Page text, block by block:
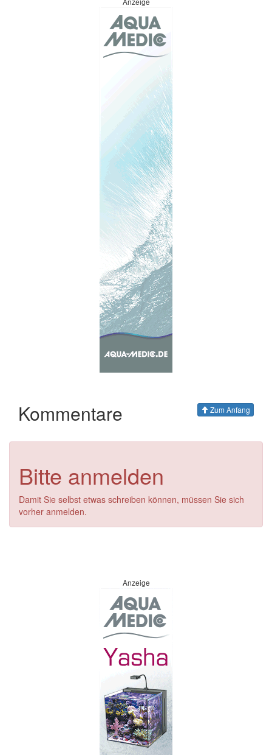
Kommentare Zum Anfang
Bitte anmelden
Damit Sie selbst etwas schreiben können, müssen Sie sich
vorher anmelden.
Anzeige